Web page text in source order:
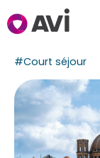
#Court séjour